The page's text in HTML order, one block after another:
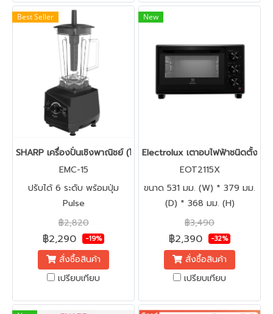
Best Seller
SHARP เครื่องปั่นเชิงพาณิชย์ (โถพลาสติก, 2 ลิตร, 1200 วัตต์) รุ่น
EMC-15
ปรับได้ 6 ระดับ พร้อมปุ่ม
Pulse
฿2,820
฿2,290 -19%
สั่งซื้อสินค้า
เปรียบเทียบ
New
Electrolux เตาอบไฟฟ้าชนิดตั้งโต๊
EOT2115X
ขนาด 531 มม. (W) * 379 มม.
(D) * 368 มม. (H)
฿3,490
฿2,390 -32%
สั่งซื้อสินค้า
เปรียบเทียบ